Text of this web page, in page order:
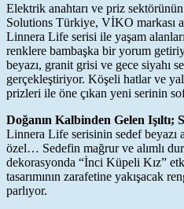
Elektrik anahtarı ve priz
Solutions Türkiye, VİKO markası
Linnera Life serisi ile yaşam
renklere bambaşka bir yorum
beyazı, granit grisi ve gece siyahı
gerçekleştiriyor. Köşeli hatlar ve
prizleri ile öne çıkan yeni serinin
Doğanın Kalbinden Gelen Işıltı;
Linnera Life serisinin sedef beyazı
özel… Sedefin mağrur ve alımlı
dekorasyonda “İnci Küpeli Kız”
tasarımının zarafetine yakışacak
parlıyor.